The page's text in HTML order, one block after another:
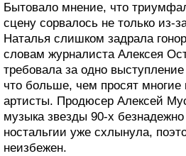
Бытовало мнение, что
сцену сорвалось не только из-
Наталья слишком задрала
словам журналиста Алексея
требовала за одно
что больше, чем просят многие
артисты. Продюсер Алексей
музыка звезды 90-х
ностальгии уже схлынула,
неизбежен.